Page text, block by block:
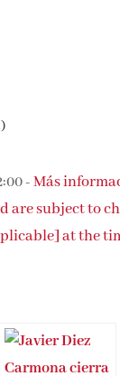
-Más
are subject to
at the